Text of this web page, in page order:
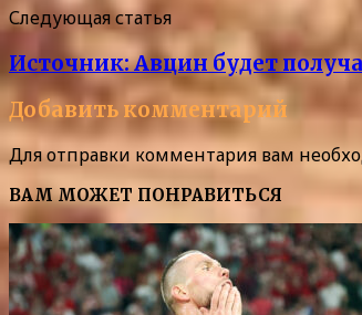
Следующая статья
Источник: Авцин будет
Добавить комментарий
Для отправки комментария вам
ВАМ МОЖЕТ ПОНРАВИТЬСЯ